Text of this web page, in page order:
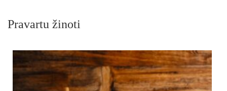
Pravartu žinoti